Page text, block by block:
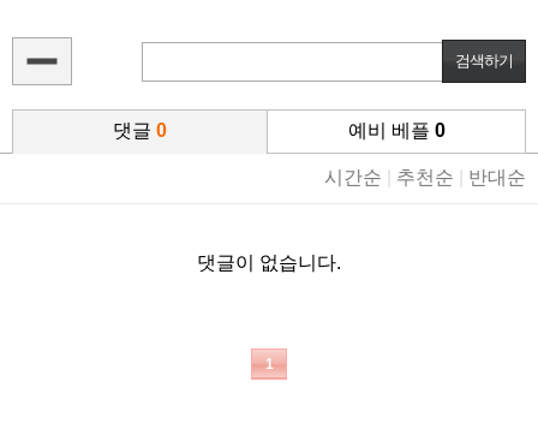
댓글 0 예비 베플 0
시간순 추천순 반대순
댓글이 없습니다.
1